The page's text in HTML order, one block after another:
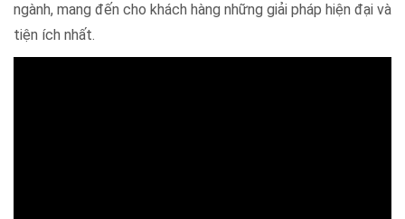
ngành, mang đến cho khách hàng những giải pháp hiện đại và
tiện ích nhất.